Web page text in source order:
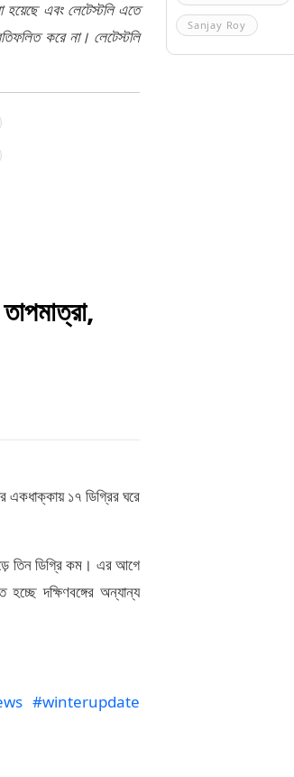
হয়েছে এবং লেটেস্টলি এতে
করে না। লেটেস্টলি
একধাক্কায় ১৭ ডিগ্রির ঘরে
তিন ডিগ্রি কম। এর আগে
দক্ষিণবঙ্গের অন্যান্য
#winterupdate
Sanjay Roy